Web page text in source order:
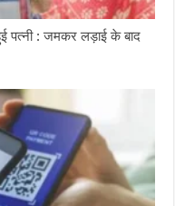
: जमकर लड़ाई के बाद